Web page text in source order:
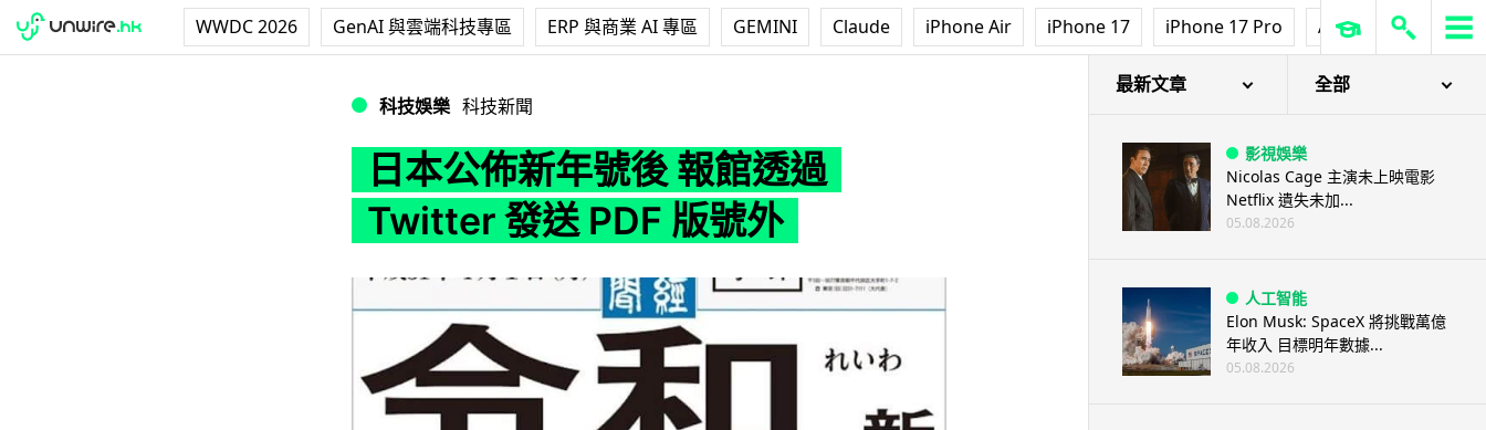
WWDC 2026 GenAI 與雲端科技專區 ERP 與商業 AI 專區 GEMINI Claude iPhone Air iPhone 17 iPhone 17 Pro AirPods Pro 3
科技娛樂 科技新聞
日本公佈新年號後 報館透過
Twitter 發送 PDF 版號外
最新文章 全部
影視娛樂
Nicolas Cage 主演未上映電影
Netflix 遺失未加...
05.08.2026
人工智能
Elon Musk: SpaceX 將挑戰萬億
年收入 目標明年數據...
05.08.2026